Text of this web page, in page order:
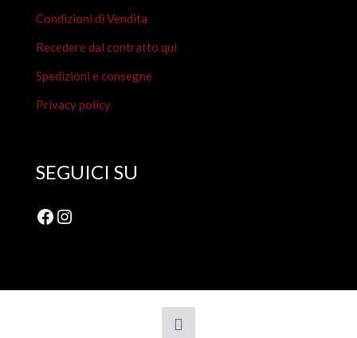
Condizioni di Vendita
Recedere dal contratto qui
Spedizioni e consegne
Privacy policy
SEGUICI SU
Facebook
Instagram